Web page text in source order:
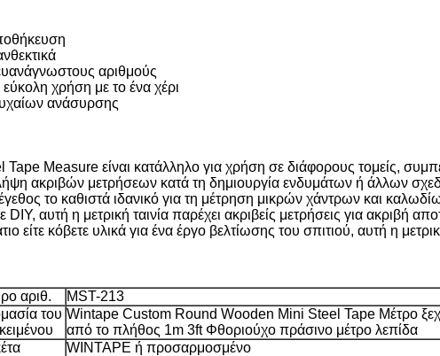
αριθμούς
χρήση με το ένα χέρι
ανάσυρσης
Measure είναι κατάλληλο για χρήση σε διάφορους τομείς,
λήψη ακριβών μετρήσεων κατά τη δημιουργία ενδυμάτων ή άλλων
το καθιστά ιδανικό για τη μέτρηση μικρών χάντρων και
DIY, αυτή η μετρική ταινία παρέχει ακριβείς μετρήσεις για ακριβή
είτε κόβετε υλικά για ένα έργο βελτίωσης του σπιτιού, αυτή η
αριθ.
MST-213
του Wintape Custom Round Wooden Mini Steel Tape Μέτρο
από το πλήθος 1m 3ft Φθοριούχο πράσινο μέτρο λεπίδα
WINTAPE ή προσαρμοσμένο